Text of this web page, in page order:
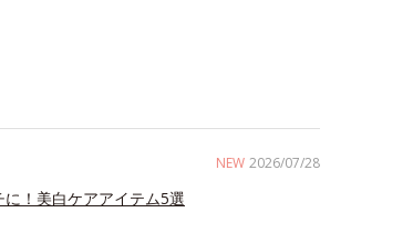
NEW 2026/07/28
！美白ケアアイテム5選